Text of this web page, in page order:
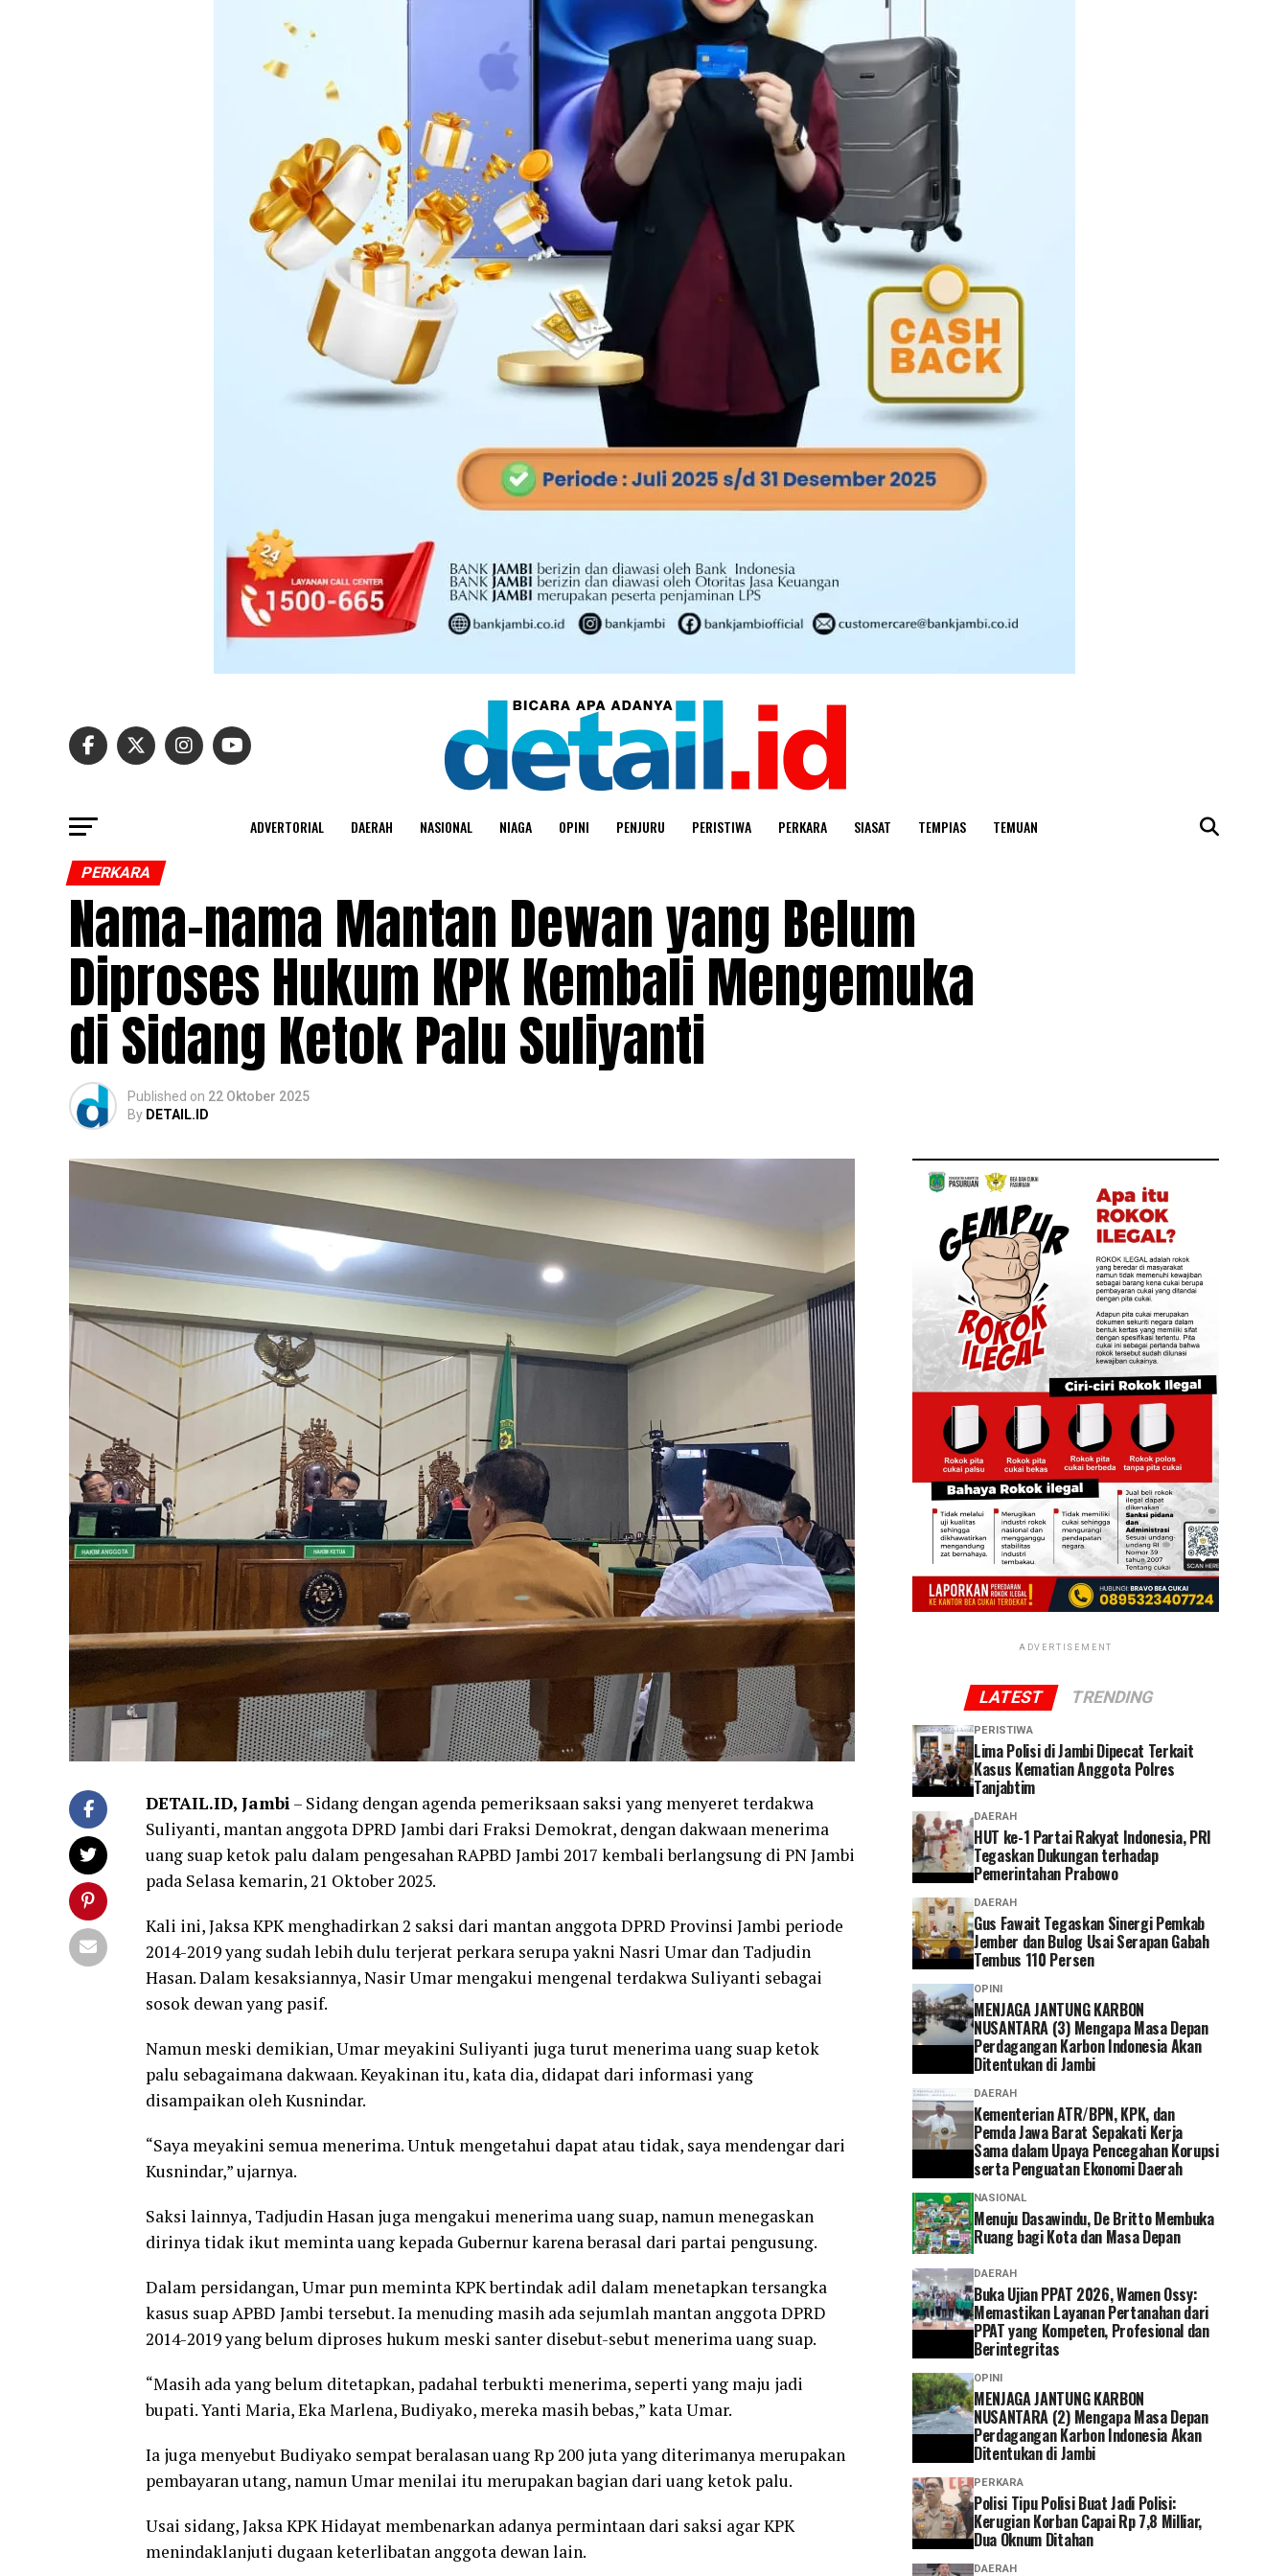
ADVERTORIAL DAERAH
Daerah
NASIONAL NIAGA OPINI PENJURU PERISTIWA PERKARA SIASAT TEMPIAS TEMUAN
PERKARA
Nama-nama Mantan Dewan yang Belum
Diproses Hukum KPK Kembali Mengemuka
di Sidang Ketok Palu Suliyanti
Published on 22 Oktober 2025
By DETAIL.ID
DETAIL.ID, Jambi– Sidang dengan agenda pemeriksaan saksi yang menyeret terdakwa
Suliyanti, mantan anggota DPRD Jambi dari Fraksi Demokrat, dengan dakwaan menerima
uang suap ketok palu dalam pengesahan RAPBD Jambi 2017 kembali berlangsung di PN Jambi
pada Selasa kemarin, 21 Oktober 2025.
Kali ini, Jaksa KPK menghadirkan 2 saksi dari mantan anggota DPRD Provinsi Jambi periode
2014-2019 yang sudah lebih dulu terjerat perkara serupa yakni Nasri Umar dan Tadjudin
Hasan. Dalam kesaksiannya, Nasir Umar mengakui mengenal terdakwa Suliyanti sebagai
sosok dewan yang pasif.
Namun meski demikian, Umar meyakini Suliyanti juga turut menerima uang suap ketok
palu sebagaimana dakwaan. Keyakinan itu, kata dia, didapat dari informasi yang
disampaikan oleh Kusnindar.
“Saya meyakini semua menerima. Untuk mengetahui dapat atau tidak, saya mendengar dari
Kusnindar,” ujarnya.
Saksi lainnya, Tadjudin Hasan juga mengakui menerima uang suap, namun menegaskan
dirinya tidak ikut meminta uang kepada Gubernur karena berasal dari partai pengusung.
Dalam persidangan, Umar pun meminta KPK bertindak adil dalam menetapkan tersangka
kasus suap APBD Jambi tersebut. Ia menuding masih ada sejumlah mantan anggota DPRD
2014-2019 yang belum diproses hukum meski santer disebut-sebut menerima uang suap.
“Masih ada yang belum ditetapkan, padahal terbukti menerima, seperti yang maju jadi
bupati. Yanti Maria, Eka Marlena, Budiyako, mereka masih bebas,” kata Umar.
Ia juga menyebut Budiyako sempat beralasan uang Rp 200 juta yang diterimanya merupakan
pembayaran utang, namun Umar menilai itu merupakan bagian dari uang ketok palu.
Usai sidang, Jaksa KPK Hidayat membenarkan adanya permintaan dari saksi agar KPK
menindaklanjuti dugaan keterlibatan anggota dewan lain.
ADVERTISEMENT
LATEST TRENDING
PERISTIWA
Lima Polisi di Jambi Dipecat Terkait
Kasus Kematian Anggota Polres
Tanjabtim
DAERAH
HUT ke-1 Partai Rakyat Indonesia, PRI
Tegaskan Dukungan terhadap
Pemerintahan Prabowo
DAERAH
Gus Fawait Tegaskan Sinergi Pemkab
Jember dan Bulog Usai Serapan Gabah
Tembus 110 Persen
OPINI
MENJAGA JANTUNG KARBON
NUSANTARA (3) Mengapa Masa Depan
Perdagangan Karbon Indonesia Akan
Ditentukan di Jambi
DAERAH
Kementerian ATR/BPN, KPK, dan
Pemda Jawa Barat Sepakati Kerja
Sama dalam Upaya Pencegahan Korupsi
serta Penguatan Ekonomi Daerah
NASIONAL
Menuju Dasawindu, De Britto Membuka
Ruang bagi Kota dan Masa Depan
DAERAH
Buka Ujian PPAT 2026, Wamen Ossy:
Memastikan Layanan Pertanahan dari
PPAT yang Kompeten, Profesional dan
Berintegritas
OPINI
MENJAGA JANTUNG KARBON
NUSANTARA (2) Mengapa Masa Depan
Perdagangan Karbon Indonesia Akan
Ditentukan di Jambi
PERKARA
Polisi Tipu Polisi Buat Jadi Polisi:
Kerugian Korban Capai Rp 7,8 Milliar,
Dua Oknum Ditahan
DAERAH